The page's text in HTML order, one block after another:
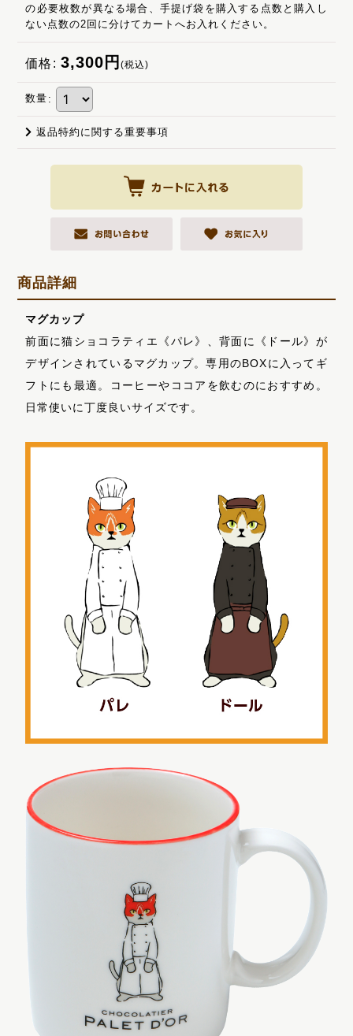
の必要枚数が異なる場合、手提げ袋を購入する点数と購入し
ない点数の2回に分けてカートへお入れください。
価格 : 3,300 円(税込)
数量 :
返品特約に関する重要事項
商品詳細
マグカップ
前面に猫ショコラティエ《パレ》、背面に《ドール》が
デザインされているマグカップ。専用のBOXに入ってギ
フトにも最適。コーヒーやココアを飲むのにおすすめ。
日常使いに丁度良いサイズです。